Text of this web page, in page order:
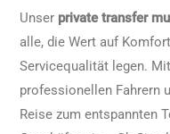
Unser private transfer
alle, die Wert auf
Servicequalität legen.
professionellen Fahrern
Reise zum entspannten